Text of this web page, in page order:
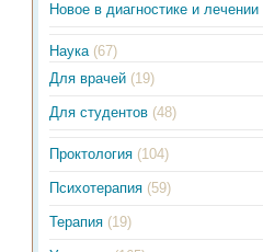
Новое в диагностике и лечении
Наука (67)
Для врачей (19)
Для студентов (48)
Проктология (104)
Психотерапия (59)
Терапия (19)